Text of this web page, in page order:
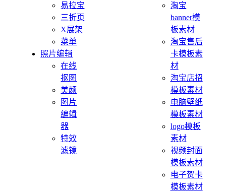
易拉宝
三折页
X展架
菜单
照片编辑
在线
抠图
美颜
图片
编辑
器
特效
滤镜
淘宝
banner模
板素材
淘宝售后
卡模板素
材
淘宝店招
模板素材
电脑壁纸
模板素材
logo模板
素材
视频封面
模板素材
电子贺卡
模板素材